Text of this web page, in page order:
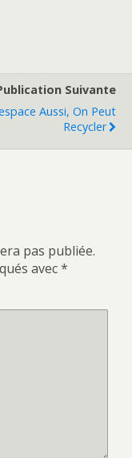
Suivante
Aussi, On Peut
Recycler
pas publiée.
avec*